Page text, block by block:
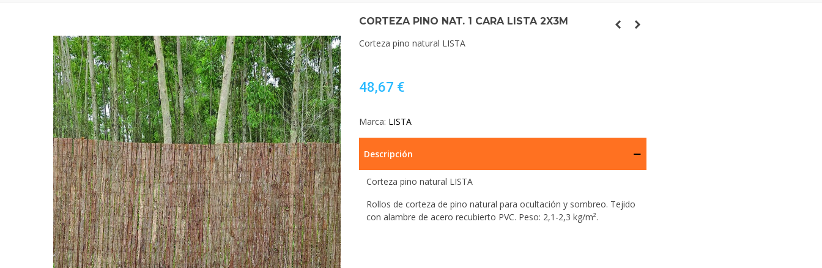
CORTEZA PINO NAT. 1 CARA LISTA 2X3M
Corteza pino natural LISTA
48,67 €
Marca: LISTA
Descripción
Corteza pino natural LISTA
Rollos de corteza de pino natural para ocultación y sombreo. Tejido
con alambre de acero recubierto PVC. Peso: 2,1-2,3 kg/m².